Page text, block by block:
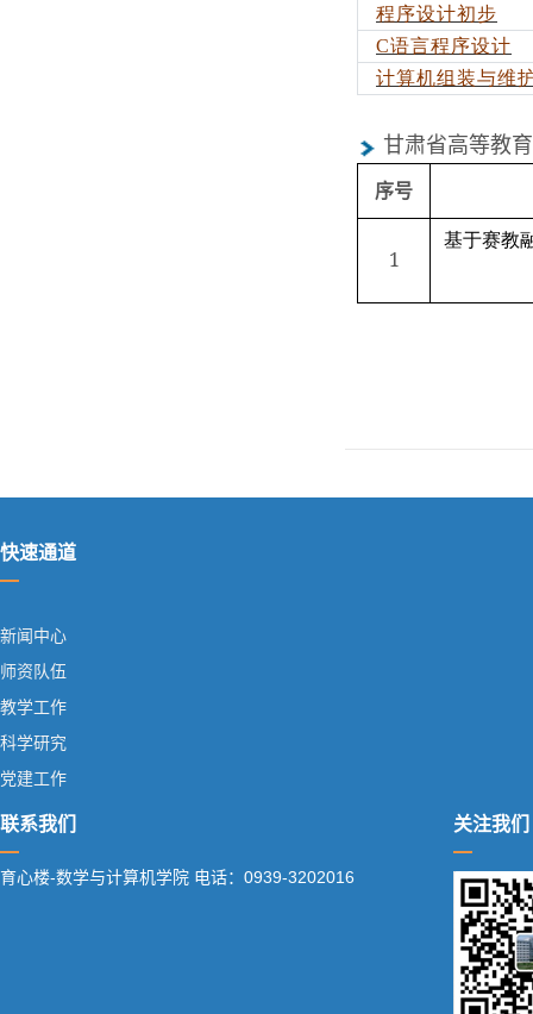
程序设计初步
C语言程序设计
计算机组装与维
甘肃省高等教
序号
1
基于赛教
快速通道
新闻中心
师资队伍
教学工作
科学研究
党建工作
联系我们
育心楼-数学与计算机学院 电话：0939-3202016
关注我们